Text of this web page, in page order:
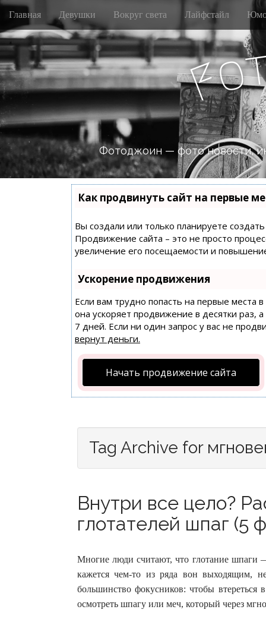
M
i
n
m
e
n
u
S
i
p
t
o
c
o
n
t
e
Главная Девушки Вокруг света Лайфстайл
Fo
Фотоджоин — фото новости,
Как продвинуть сайт на первые
Вы создали или только планируете
Продвижение сайта – это не просто
увеличение его посещаемости и
Ускорение продвижения
Если вам трудно попасть на первые места
она ускоряет продвижение в десятки раз,
7 дней. Если ни один запрос у вас не
вернут деньги.
Начать продвижение сайта
Tag Archive for
Внутри все цело?
глотателей шпаг (5
Многие люди считают, что глотание
кажется чем-то из ряда вон выходящим,
большинство фокусников: чтобы втереться
осмотреть шпагу или меч, который через